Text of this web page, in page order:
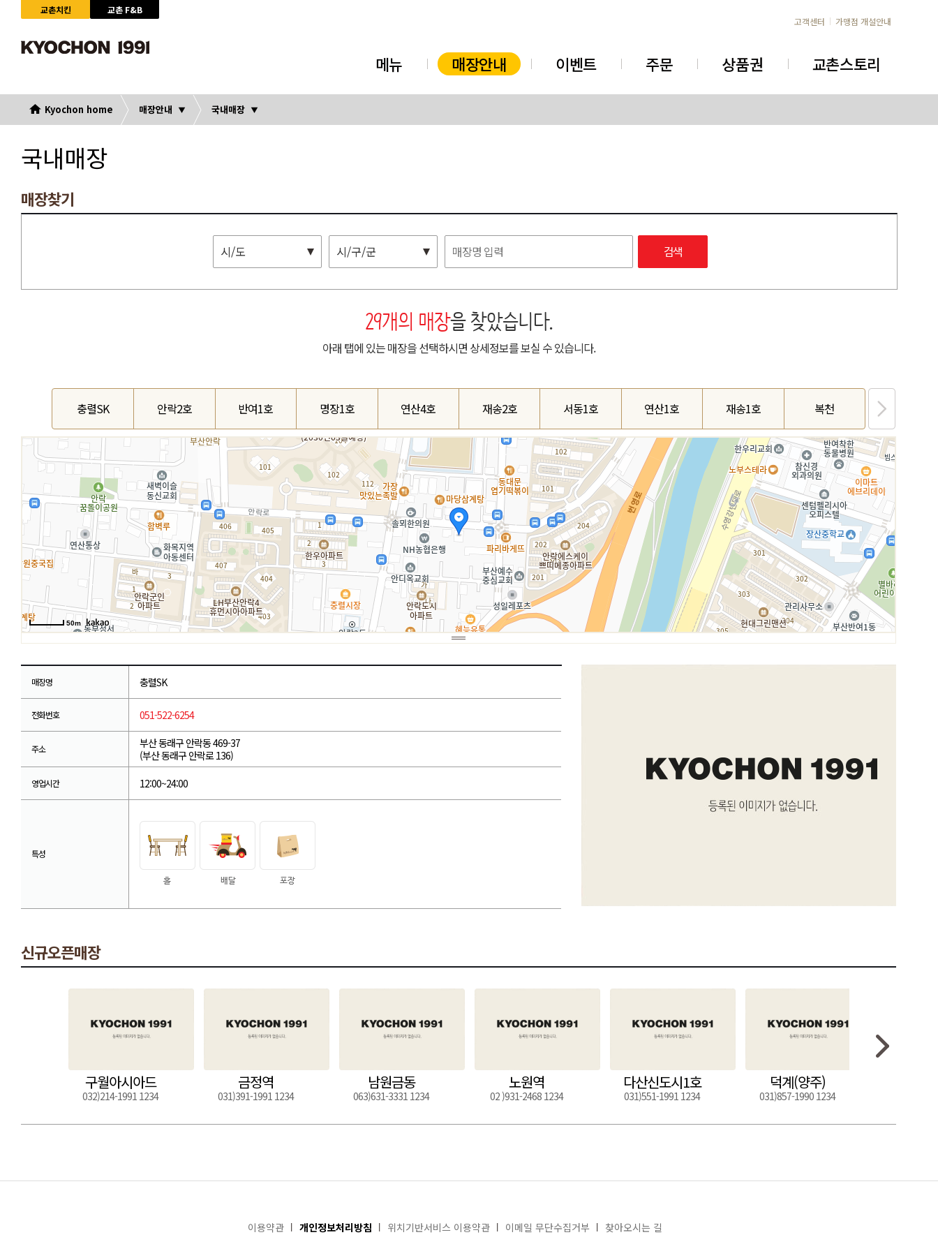
교촌치킨
교촌 F&B
고객센터
가맹점 개설안내
메뉴 매장안내 이벤트 주문 상품권 교촌스토리
Kyochon home 매장안내 국내매장
국내매장
매장찾기
시/도 시/구/군 검색
29개의 매장을 찾았습니다.
아래 탭에 있는 매장을 선택하시면 상세정보를 보실 수 있습니다.
충렬SK 안락2호 반여1호 명장1호 연산4호 재송2호 서동1호 연산1호 재송1호 복천
50m
매장명 충렬SK
전화번호 051-522-6254
주소
부산 동래구 안락동 469-37
(부산 동래구 안락로 136)
영업시간 12:00~24:00
특성
신규오픈매장
구월아시아드
032)214-1991 1234
금정역
031)391-1991 1234
남원금동
063)631-3331 1234
노원역
02 )931-2468 1234
다산신도시1호
031)551-1991 1234
덕계(양주)
031)857-1990 1234
이용약관 개인정보처리방침 위치기반서비스 이용약관 이메일 무단수집거부 찾아오시는 길